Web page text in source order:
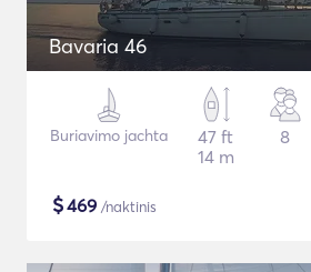
Bavaria 46
Buriavimo jachta
47 ft
14 m
8
$469 /naktinis